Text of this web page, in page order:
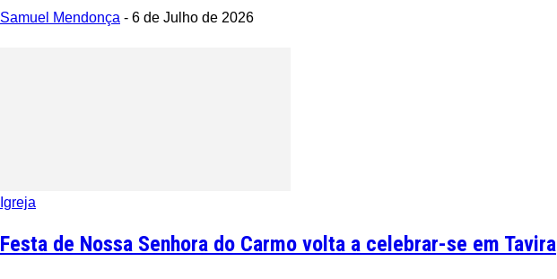
Samuel Mendonça - 6 de Julho de 2026
Igreja
Festa de Nossa Senhora do Carmo volta a celebrar-se em Tavira